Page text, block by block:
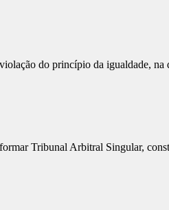
do princípio da igualdade,
Tribunal Arbitral Singular,